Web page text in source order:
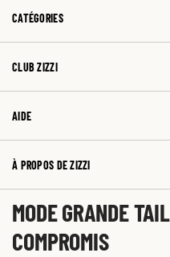
CATÉGORIES
CLUB ZIZZI
AIDE
À PROPOS DE ZIZZI
MODE GRANDE
COMPROMIS